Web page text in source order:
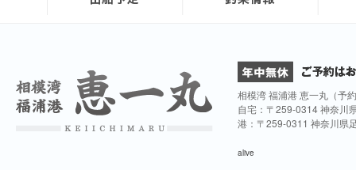
相模湾 福浦港 恵一丸（予
自宅：〒259-0314 神奈川
港：〒259-0311 神奈川県
alive